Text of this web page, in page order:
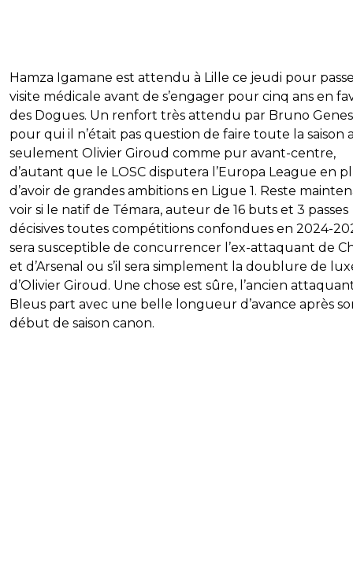
Hamza Igamane est attendu à Lille ce jeudi pour
visite médicale avant de s’engager pour cinq ans en
des Dogues. Un renfort très attendu par Bruno
pour qui il n’était pas question de faire toute la saison
seulement Olivier Giroud comme pur avant-centre,
d’autant que le LOSC disputera l’Europa League en
d’avoir de grandes ambitions en Ligue 1. Reste
voir si le natif de Témara, auteur de 16 buts et 3 passes
décisives toutes compétitions confondues en 2024-
sera susceptible de concurrencer l’ex-attaquant de
et d’Arsenal ou s’il sera simplement la doublure de
d’Olivier Giroud. Une chose est sûre, l’ancien
Bleus part avec une belle longueur d’avance après
début de saison canon.